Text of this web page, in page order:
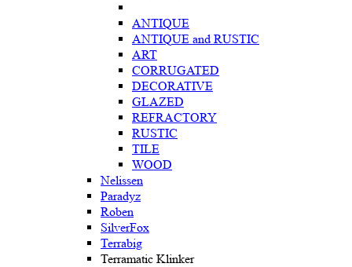
ANTIQUE
ANTIQUE and RUSTIC
ART
CORRUGATED
DECORATIVE
GLAZED
REFRACTORY
RUSTIC
TILE
WOOD
Nelissen
Paradyz
Roben
SilverFox
Terrabig
Terramatic Klinker